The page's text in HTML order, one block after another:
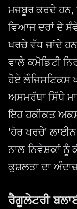
ਮਜਬੂਰ ਕਰਦੇ ਹਨ,
ਵਿਆਜ ਦਰਾਂ ਦੇ
ਖਰਚੇ ਵੱਧ ਜਾਂਦੇ
ਵਾਲੇ ਕਮੋਡਿਟੀ
ਹੋਏ ਲੌਜਿਸਟਿਕਸ
ਅਸਮਰੱਥਾ ਸਿੱਧੇ
ਇਹ ਹਕੀਕਤ
'ਹੋਰ ਖਰਚੇ'
ਨਾਲ ਨਿਵੇਸ਼ਕਾਂ ਨੂੰ
ਕੁਸ਼ਲਤਾ ਦਾ
ਰੈਗੂਲੇਟਰੀ